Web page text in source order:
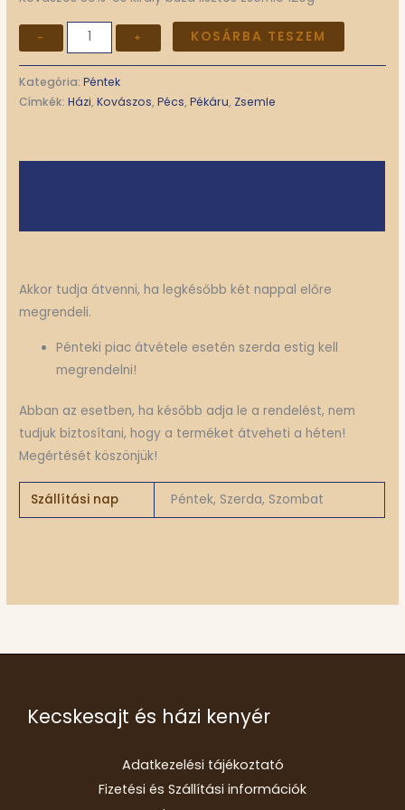
- + KOSÁRBA TESZEM
Kategória:Péntek
Címkék:Házi,Kovászos,Pécs,Pékáru, Zsemle
Akkor tudja átvenni, ha legkésőbb két nappal előre
megrendeli.
Pénteki piac átvétele esetén szerda estig kell
megrendelni!
Abban az esetben, ha később adja le a rendelést, nem
tudjuk biztosítani, hogy a terméket átveheti a héten!
Megértését köszönjük!
Szállítási nap Péntek, Szerda, Szombat
Kecskesajt és házi kenyér
Adatkezelési tájékoztató
Fizetési és Szállítási információk